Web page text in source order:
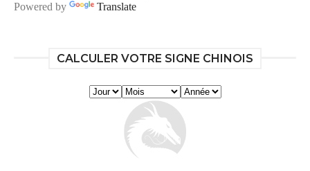
Powered by Translate
CALCULER VOTRE SIGNE CHINOIS